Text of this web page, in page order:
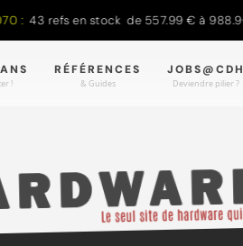
43 refs en stock de 557.99 € à 988.90 €
!
RÉFÉRENCES
& Guides
JOBS@CDH
Deviendre pilier ?